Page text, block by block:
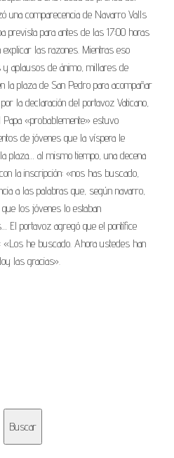
una comparecencia de Navarro Valls
prevista para antes de las 17:00 horas
las razones. Mientras eso
y aplausos de ánimo, millares de
la plaza de San Pedro para acompañar
la declaración del portavoz Vaticano,
«probablemente» estuvo
de jóvenes que la víspera le
plaza… al mismo tiempo, una decena
la inscripción: «nos has buscado,
a las palabras que, según navarro,
los jóvenes lo estaban
El portavoz agregó que el pontífice
«Los he buscado. Ahora ustedes han
las gracias».
Buscar